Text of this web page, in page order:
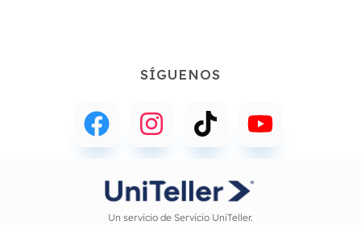
SÍGUENOS
Un servicio de Servicio UniTeller.